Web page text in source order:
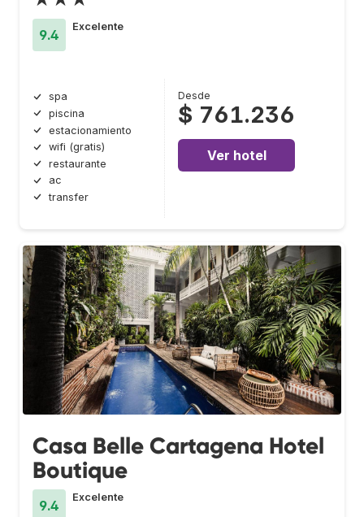
9.4
Excelente
spa
piscina
estacionamiento
wifi (gratis)
restaurante
ac
transfer
Desde
$ 761.236
Ver hotel
Casa Belle Cartagena Hotel
Boutique
9.4
Excelente